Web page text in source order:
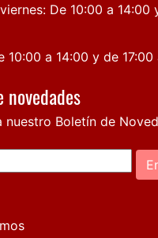
De 10:00 a 14:00
10:00 a 14:00 y de 17:00
nuestro Boletín de